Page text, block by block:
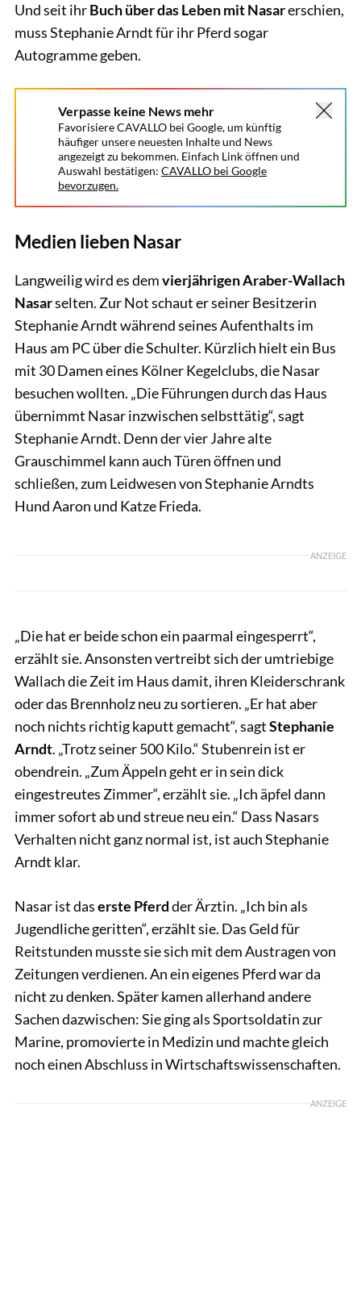
Und seit ihrBuch über das Leben mit Nasarerschien,
muss Stephanie Arndt für ihr Pferd sogar
Autogramme geben.
Verpasse keine News mehr
Favorisiere CAVALLO bei Google, um künftig
häufiger unsere neuesten Inhalte und News
angezeigt zu bekommen. Einfach Link öffnen und
Auswahl bestätigen: CAVALLO bei Google
bevorzugen.
Medien lieben Nasar
Langweilig wird es demvierjährigen Araber-Wallach
Nasarselten. Zur Not schaut er seiner Besitzerin
Stephanie Arndt während seines Aufenthalts im
Haus am PC über die Schulter. Kürzlich hielt ein Bus
mit 30 Damen eines Kölner Kegelclubs, die Nasar
besuchen wollten. „Die Führungen durch das Haus
übernimmt Nasar inzwischen selbsttätig“, sagt
Stephanie Arndt. Denn der vier Jahre alte
Grauschimmel kann auch Türen öffnen und
schließen, zum Leidwesen von Stephanie Arndts
Hund Aaron und Katze Frieda.
ANZEIGE
„Die hat er beide schon ein paarmal eingesperrt“,
erzählt sie. Ansonsten vertreibt sich der umtriebige
Wallach die Zeit im Haus damit, ihren Kleiderschrank
oder das Brennholz neu zu sortieren. „Er hat aber
noch nichts richtig kaputt gemacht“, sagtStephanie
Arndt. „Trotz seiner 500 Kilo.“ Stubenrein ist er
obendrein. „Zum Äppeln geht er in sein dick
eingestreutes Zimmer“, erzählt sie. „Ich äpfel dann
immer sofort ab und streue neu ein.“ Dass Nasars
Verhalten nicht ganz normal ist, ist auch Stephanie
Arndt klar.
Nasar ist daserste Pferdder Ärztin. „Ich bin als
Jugendliche geritten“, erzählt sie. Das Geld für
Reitstunden musste sie sich mit dem Austragen von
Zeitungen verdienen. An ein eigenes Pferd war da
nicht zu denken. Später kamen allerhand andere
Sachen dazwischen: Sie ging als Sportsoldatin zur
Marine, promovierte in Medizin und machte gleich
noch einen Abschluss in Wirtschaftswissenschaften.
ANZEIGE